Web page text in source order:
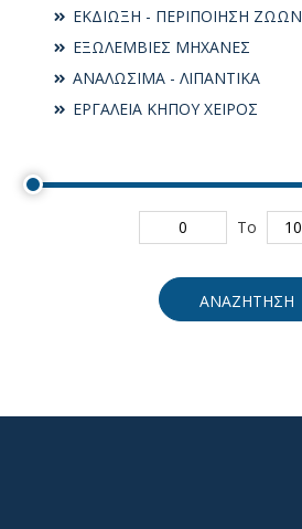
ΕΚΔΙΩΞΗ - ΠΕΡΙΠΟΙΗΣΗ ΖΩΩΝ
ΕΞΩΛΕΜΒΙΕΣ ΜΗΧΑΝΕΣ
ΑΝΑΛΩΣΙΜΑ - ΛΙΠΑΝΤΙΚΑ
ΕΡΓΑΛΕΙΑ ΚΗΠΟΥ ΧΕΙΡΟΣ
To
ΑΝΑΖΗΤΗΣΗ